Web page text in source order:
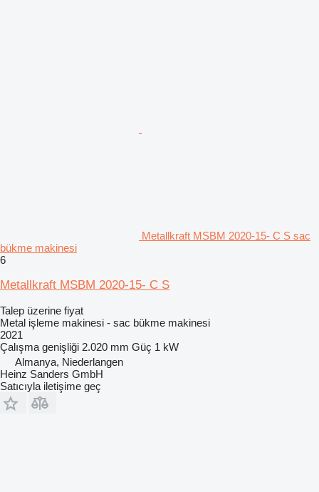
Metallkraft MSBM 2020-15- C S sac
bükme makinesi
6
Metallkraft MSBM 2020-15- C S
Talep üzerine fiyat
Metal işleme makinesi - sac bükme makinesi
2021
Çalışma genişliği 2.020 mm Güç 1 kW
Almanya, Niederlangen
Heinz Sanders GmbH
Satıcıyla iletişime geç